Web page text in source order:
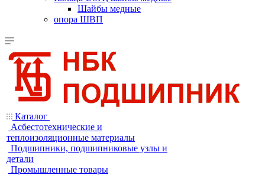
Шайбы медные
опора ШВП
Каталог
Асбестотехнические и
теплоизоляционные материалы
Подшипники, подшипниковые узлы и
детали
Промышленные товары